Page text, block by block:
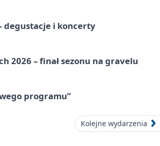
degustacje i koncerty
2026 – finał sezonu na gravelu
programu”
Kolejne wydarzenia